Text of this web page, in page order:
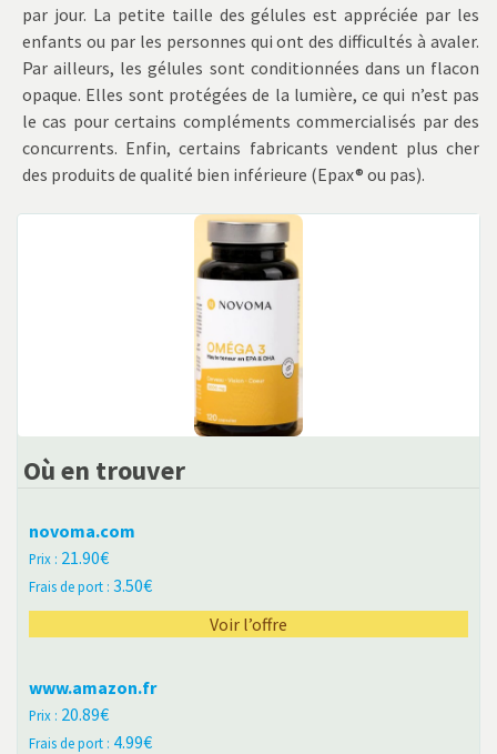
par jour. La petite taille des gélules est appréciée par les
enfants ou par les personnes qui ont des difficultés à avaler.
Par ailleurs, les gélules sont conditionnées dans un flacon
opaque. Elles sont protégées de la lumière, ce qui n’est pas
le cas pour certains compléments commercialisés par des
concurrents. Enfin, certains fabricants vendent plus cher
des produits de qualité bien inférieure (Epax® ou pas).
Où en trouver
novoma.com
21.90
3.50
Voir l’offre
www.amazon.fr
20.89
4.99